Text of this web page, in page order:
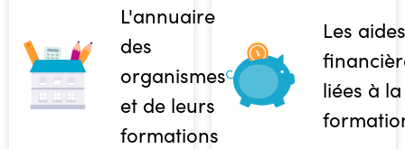
L'annuaire
des
organismes
et de leurs
formations
Les aides
liées à la